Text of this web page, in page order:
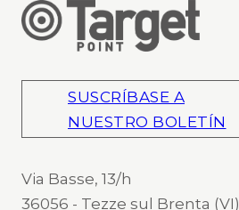
SUSCRÍBASE A
NUESTRO BOLETÍN
Via Basse, 13/h
36056 - Tezze sul Brenta (VI)